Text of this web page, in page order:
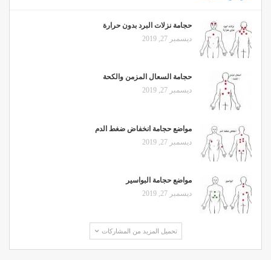
حجامة نزلات البرد بدون حرارة
ديسمبر 27, 2019
حجامة السعال المزمن والكحة
ديسمبر 27, 2019
مواضع حجامة انخفاض ضغط الدم
ديسمبر 27, 2019
مواضع حجامة البواسير
ديسمبر 27, 2019
تحميل المزيد من المشاركات